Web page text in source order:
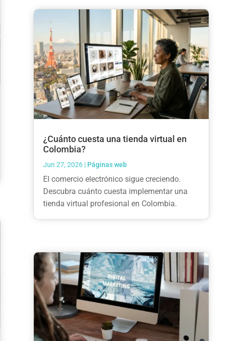
¿Cuánto cuesta una tienda virtual en
Colombia?
Jun 27, 2026| Páginas web
El comercio electrónico sigue creciendo.
Descubra cuánto cuesta implementar una
tienda virtual profesional en Colombia.